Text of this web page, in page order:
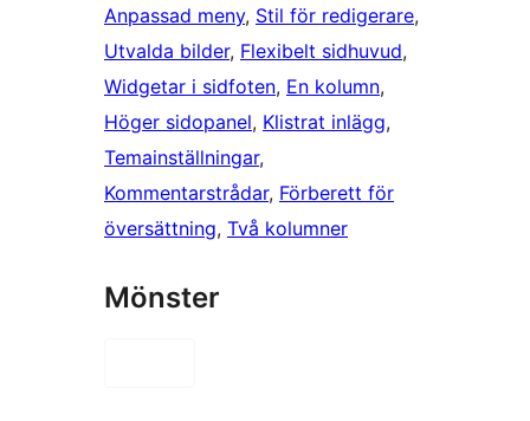
Anpassad meny, Stil för redigerare
Utvalda bilder, Flexibelt sidhuvud
Widgetar i sidfoten, En kolumn
Höger sidopanel, Klistrat inlägg
Temainställningar
Kommentarstrådar, Förberett för
översättning, Två kolumner
Mönster